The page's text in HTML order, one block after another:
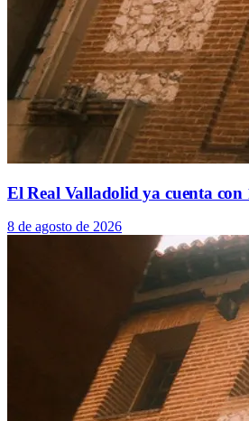
El Real Valladolid ya cuenta con
8 de agosto de 2026